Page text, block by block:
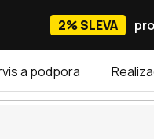
2% SLEVA
a podpora